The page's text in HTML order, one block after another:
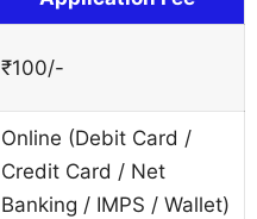
₹100/-
Online (Debit Card /
Credit Card / Net
Banking / IMPS / Wallet)